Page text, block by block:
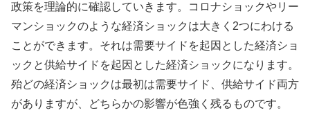
政策を理論的に確認していきます。コロナショックやリー
マンショックのような経済ショックは大きく2つにわける
ことができます。それは需要サイドを起因とした経済ショ
ックと供給サイドを起因とした経済ショックになります。
殆どの経済ショックは最初は需要サイド、供給サイド両方
がありますが、どちらかの影響が色強く残るものです。